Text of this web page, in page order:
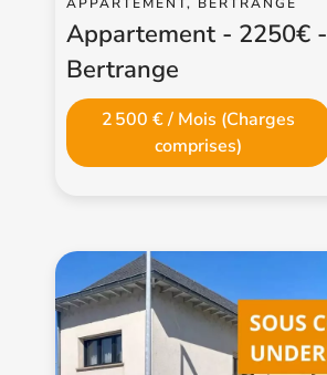
Appartement - 2250€ -
Bertrange
2 500 € / Mois (Charges
comprises)